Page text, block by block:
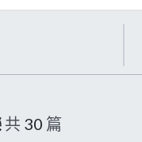
共 30 篇